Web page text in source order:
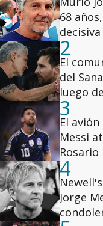
68
de Lionel
2
El
del
luego
Jorge
3
El
Messi
a su
4
Jorge